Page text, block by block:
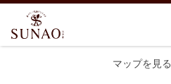
マップを見る